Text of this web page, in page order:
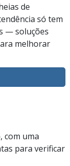
de
só tem
— soluções
melhorar
com uma
para verificar